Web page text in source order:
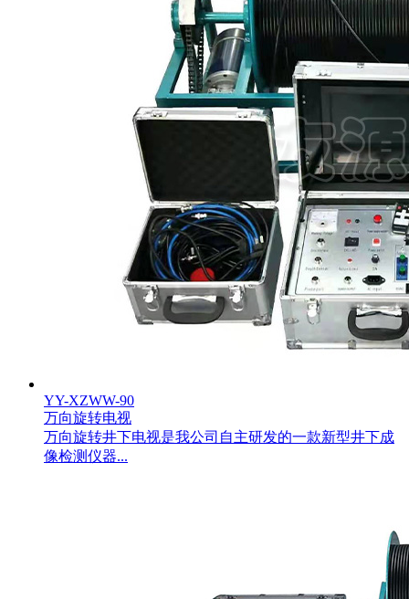
YY-XZWW-90
万向旋转电视
万向旋转井下电视是我公司自主研发的一款新型井下成
像检测仪器...